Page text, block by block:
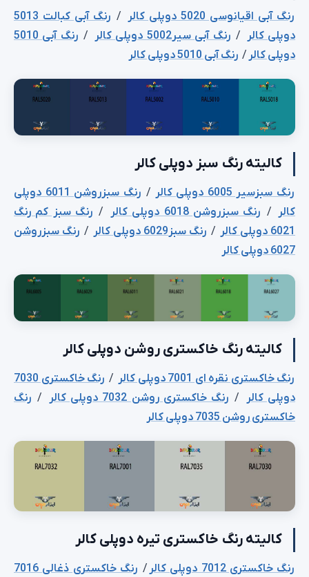
رنگ آبی اقیانوسی 5020 دوپلی کالر /
رنگ آبی کبالت 5013
دوپلی کالر / رنگ آبی سیر5002 دوپلی کالر /
رنگ آبی 5010
دوپلی کالر / رنگ آبی 5010 دوپلی کالر
کالیته رنگ سبز دوپلی کالر
رنگ سبزسیر 6005 دوپلی کالر /
رنگ سبزروشن 6011 دوپلی
کالر
/ رنگ سبزروشن 6018 دوپلی کالر / رنگ سبز کم رنگ
6021 دوپلی کالر
/ رنگ سبز6029 دوپلی کالر / رنگ سبزروشن
6027 دوپلی کالر
کالیته رنگ خاکستری روشن دوپلی کالر
رنگ خاکستری نقره ای 7001 دوپلی کالر /
رنگ خاکستری 7030
دوپلی کالر
/ رنگ خاکستری روشن 7032 دوپلی کالر / رنگ
خاکستری روشن 7035 دوپلی کالر
کالیته رنگ خاکستری تیره دوپلی کالر
رنگ خاکستری 7012 دوپلی کالر /
رنگ خاکستری ذغالی 7016